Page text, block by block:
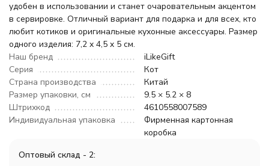
удобен в использовании и станет очаровательным акцентом
в сервировке. Отличный вариант для подарка и для всех, кто
любит котиков и оригинальные кухонные аксессуары. Размер
одного изделия: 7,2 x 4,5 x 5 см.
Наш бренд
iLikeGift
Серия
Кот
Страна производства
Китай
Размер упаковки, см
9.5 × 5.2 × 8
Штрихкод
4610558007589
Индивидуальная упаковка
Фирменная картонная
коробка
Оптовый склад - 2: